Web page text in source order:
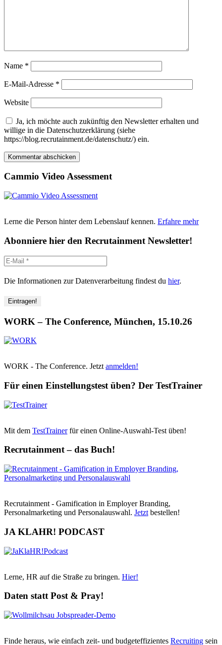
Name *
E-Mail-Adresse *
Website
Ja, ich möchte auch zukünftig den Newsletter erhalten und
willige in die Datenschutzerklärung (siehe
https://blog.recrutainment.de/datenschutz/) ein.
Cammio Video Assessment
Lerne die Person hinter dem Lebenslauf kennen. Erfahre mehr
Abonniere hier den Recrutainment Newsletter!
Die Informationen zur Datenverarbeitung findest du hier.
WORK – The Conference, München, 15.10.26
WORK - The Conference. Jetzt anmelden!
Für einen Einstellungstest üben? Der TestTrainer
Mit dem TestTrainerfür einen Online-Auswahl-Test üben!
Recrutainment – das Buch!
Recrutainment - Gamification in Employer Branding,
Personalmarketing und Personalauswahl. Jetzt bestellen!
JA KLAHR! PODCAST
Lerne, HR auf die Straße zu bringen. Hier!
Daten statt Post & Pray!
Finde heraus, wie einfach zeit- und budgeteffizientes Recruiting sein